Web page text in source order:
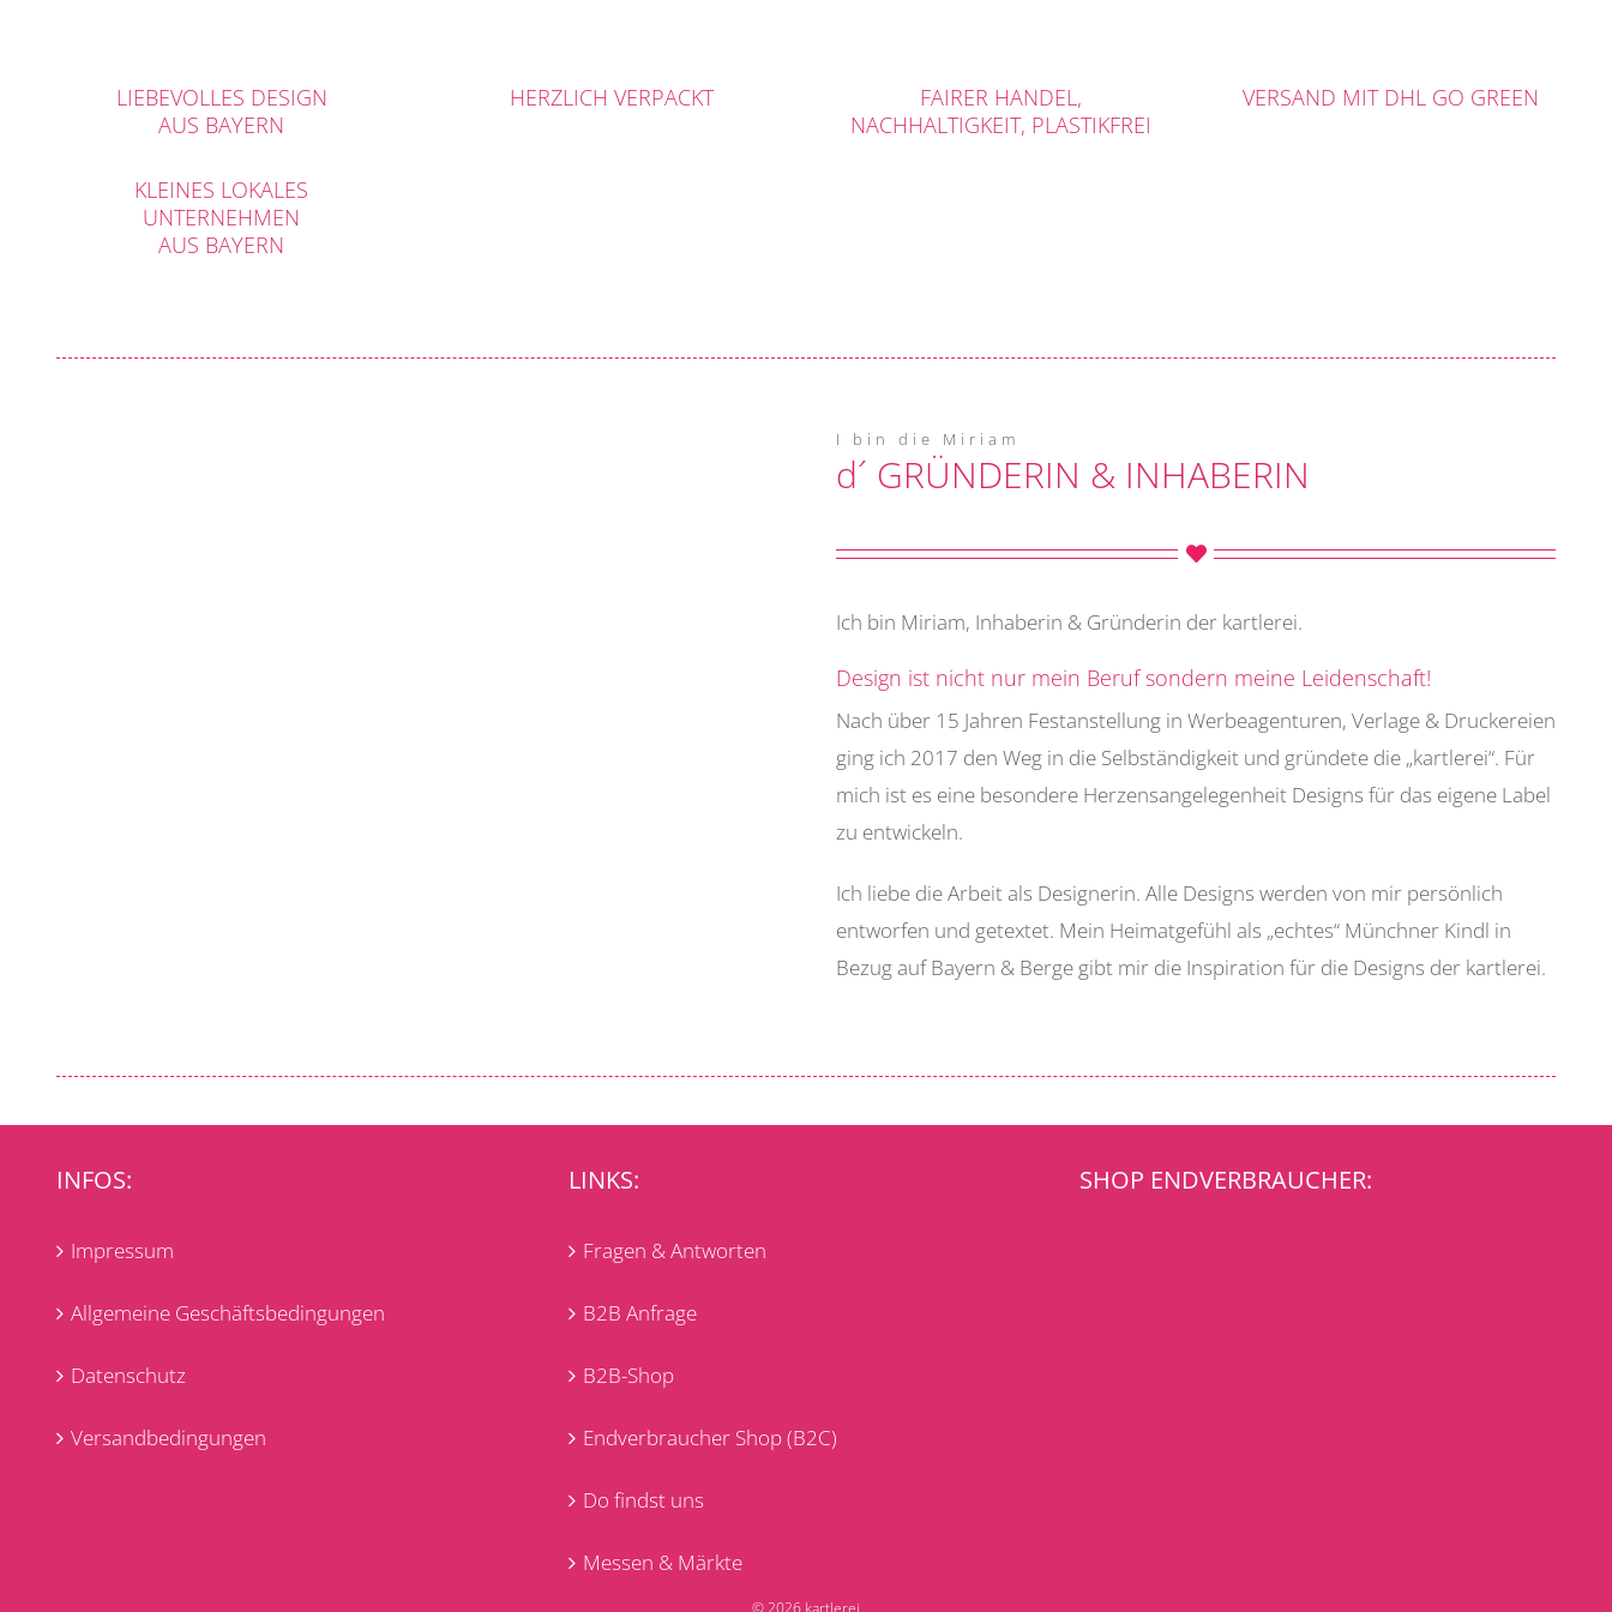
LIEBEVOLLES DESIGN
AUS BAYERN
KLEINES LOKALES
UNTERNEHMEN
AUS BAYERN
HERZLICH VERPACKT
FAIRER HANDEL,
NACHHALTIGKEIT, PLASTIKFREI
VERSAND MIT DHL GO GREEN
I bin die Miriam
d´ GRÜNDERIN & INHABERIN
Ich bin Miriam, Inhaberin & Gründerin der kartlerei.
Design ist nicht nur mein Beruf sondern meine Leidenschaft!
Nach über 15 Jahren Festanstellung in Werbeagenturen, Verlage & Druckereien
ging ich 2017 den Weg in die Selbständigkeit und gründete die „kartlerei“. Für
mich ist es eine besondere Herzensangelegenheit Designs für das eigene Label
zu entwickeln.
Ich liebe die Arbeit als Designerin. Alle Designs werden von mir persönlich
entworfen und getextet. Mein Heimatgefühl als „echtes“ Münchner Kindl in
Bezug auf Bayern & Berge gibt mir die Inspiration für die Designs der kartlerei.
INFOS:
Impressum
Allgemeine Geschäftsbedingungen
Datenschutz
Versandbedingungen
LINKS:
Fragen & Antworten
B2B Anfrage
B2B-Shop
Endverbraucher Shop (B2C)
Do findst uns
Messen & Märkte
SHOP ENDVERBRAUCHER:
© 2026 kartlerei